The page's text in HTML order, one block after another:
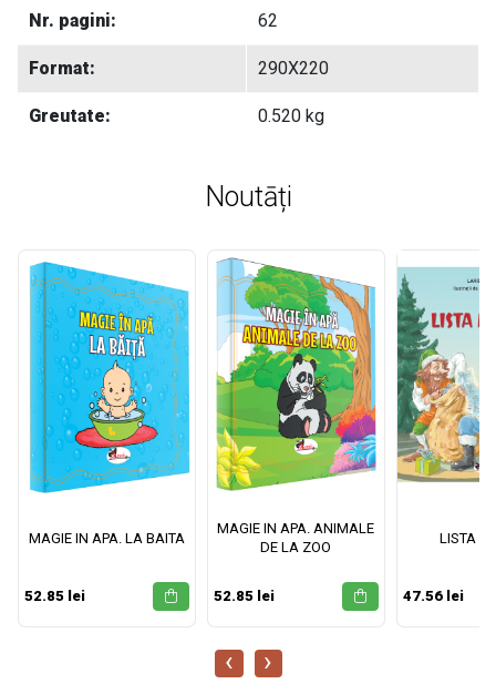
Nr. pagini: 62
Format: 290X220
Greutate: 0.520 kg
Noutāți
MAGIE IN APA. LA BAITA
52.85 lei
MAGIE IN APA. ANIMALE
DE LA ZOO
52.85 lei
LISTA
47.56 lei
‹ ›